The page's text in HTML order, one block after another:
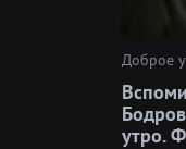
Доброе
утро.